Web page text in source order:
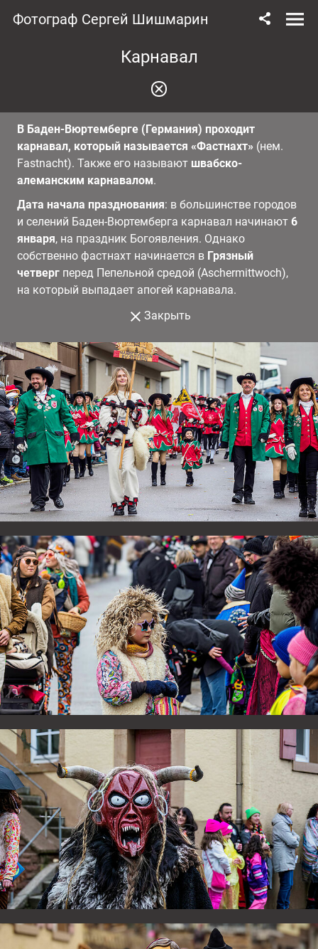
Фотограф Сергей Шишмарин
Карнавал
В Баден-Вюртемберге (Германия) проходит
карнавал, который называется «Фастнахт» (нем.
Fastnacht). Также его называют швабско-
алеманским карнавалом.
Дата начала празднования: в большинстве городов
и селений Баден-Вюртемберга карнавал начинают 6
января, на праздник Богоявления. Однако
собственно фастнахт начинается в Грязный
четверг перед Пепельной средой (Aschermittwoch),
на который выпадает апогей карнавала.
Закрыть